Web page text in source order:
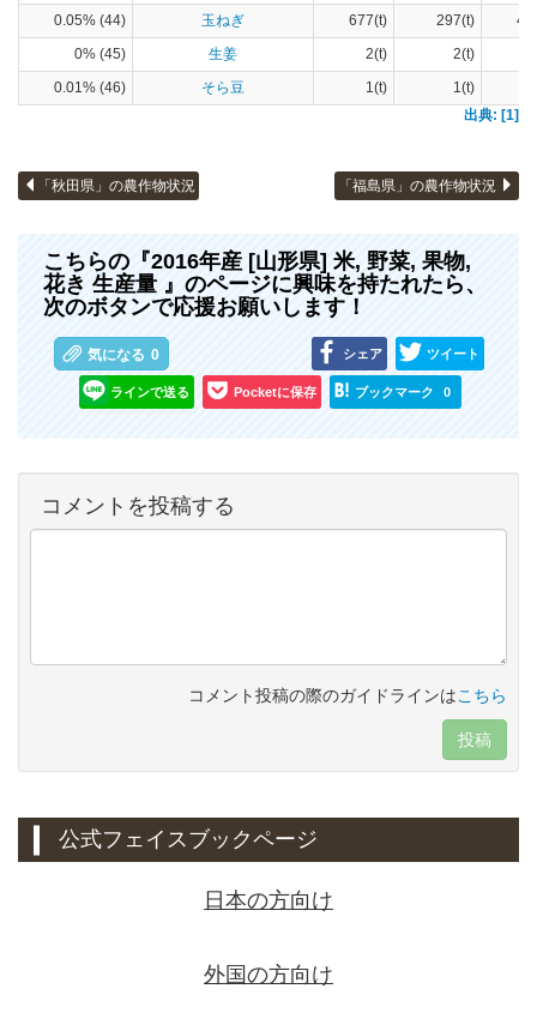
0.05% (44)
玉ねぎ 677(t) 297(t)
0% (45)
生姜 2(t) 2(t)
0.01% (46)
そら豆 1(t)
1(t)
出典: [1]
「秋田県」の農作物状況 「福島県」の農作物状況
こちらの『2016年産 [山形県] 米, 野菜, 果物,
花き 生産量 』のページに興味を持たれたら、
次のボタンで応援お願いします！
気になる 0 シェア ツイート
ラインで送る Pocketに保存 ブックマーク 0
コメントを投稿する
コメント投稿の際のガイドラインはこちら
投稿
公式フェイスブックページ
日本の方向け
外国の方向け